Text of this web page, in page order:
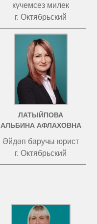
күчемсез милек
г. Октябрьский
ЛАТЫЙПОВА
АЛЬБИНА АФЛАХОВНА
Әйдәп баручы юрист
г. Октябрьский